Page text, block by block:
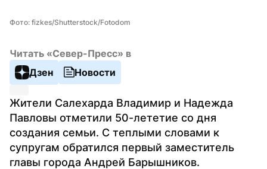
Фото: fizkes/Shutterstock/Fotodom
Читать «Север-Пресс» в
Дзен
Новости
Жители Салехарда Владимир и Надежда
Павловы отметили 50-лететие со дня
создания семьи. С теплыми словами к
супругам обратился первый заместитель
главы города Андрей Барышников.